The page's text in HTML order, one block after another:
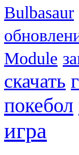
Bulbasaur
Module
скачать
покебол
игра